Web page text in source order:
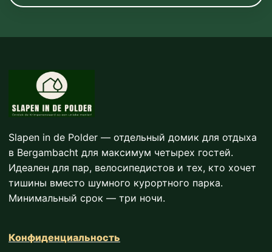
Slapen in de Polder — отдельный домик для отдыха
в Bergambacht для максимум четырех гостей.
Идеален для пар, велосипедистов и тех, кто хочет
тишины вместо шумного курортного парка.
Минимальный срок — три ночи.
Конфиденциальность